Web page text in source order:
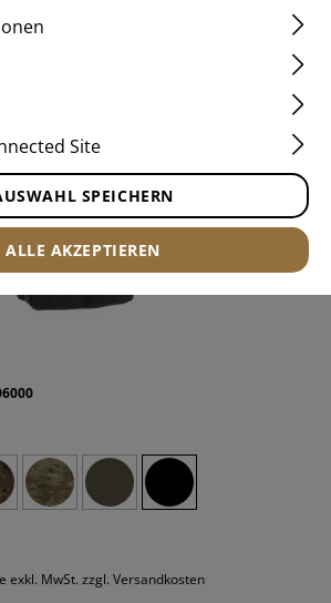
exkl. MwSt. zzgl. Versandkosten
Site
SPEICHERN
ALLE AKZEPTIEREN